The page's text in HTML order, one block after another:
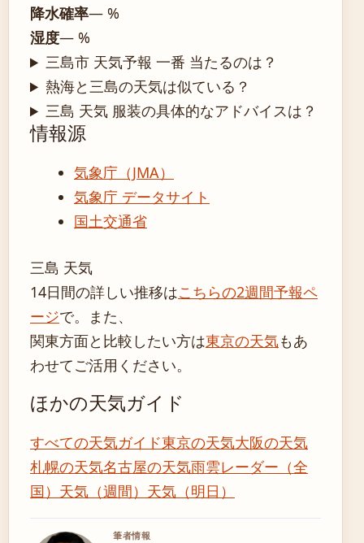
降水確率— %
湿度— %
三島市 天気予報 一番 当たるのは？
熱海と三島の天気は似ている？
三島 天気 服装の具体的なアドバイスは？
情報源
気象庁（JMA）
気象庁 データサイト
国土交通省
三島 天気
14日間の詳しい推移はこちらの2週間予報ペ
ージで。また、
関東方面と比較したい方は東京の天気もあ
わせてご活用ください。
ほかの天気ガイド
すべての天気ガイド東京の天気大阪の天気
札幌の天気名古屋の天気雨雲レーダー（全
国） 天気（週間） 天気（明日）
筆者情報